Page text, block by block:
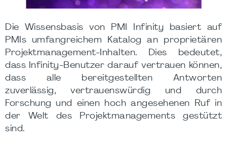
Die Wissensbasis von PMI Infinity basiert auf
PMIs umfangreichem Katalog an proprietären
Projektmanagement-Inhalten. Dies bedeutet,
dass Infinity-Benutzer darauf vertrauen können,
dass alle bereitgestellten Antworten
zuverlässig, vertrauenswürdig und durch
Forschung und einen hoch angesehenen Ruf in
der Welt des Projektmanagements gestützt
sind.